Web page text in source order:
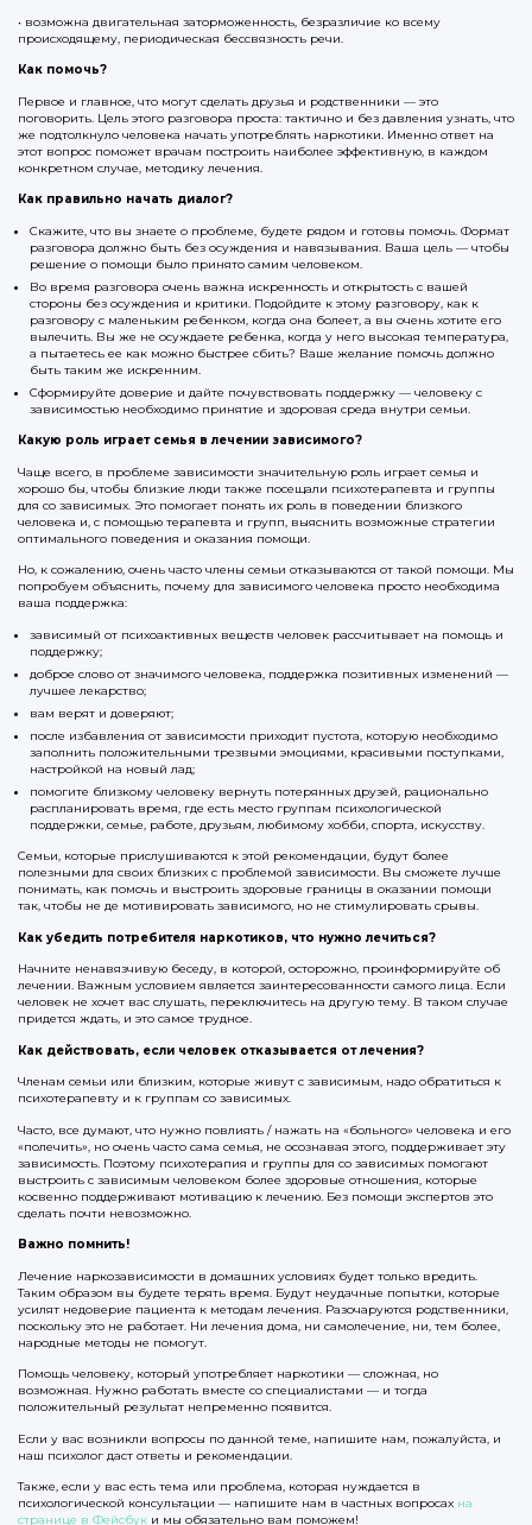
• возможна двигательная заторможенность, безразличие ко всему
происходящему, периодическая бессвязность речи.
Как помочь?
Первое и главное, что могут сделать друзья и родственники — это
поговорить. Цель этого разговора проста: тактично и без давления узнать, что
же подтолкнуло человека начать употреблять наркотики. Именно ответ на
этот вопрос поможет врачам построить наиболее эффективную, в каждом
конкретном случае, методику лечения.
Как правильно начать диалог?
Скажите, что вы знаете о проблеме, будете рядом и готовы помочь. Формат
разговора должно быть без осуждения и навязывания. Ваша цель — чтобы
решение о помощи было принято самим человеком.
Во время разговора очень важна искренность и открытость с вашей
стороны без осуждения и критики. Подойдите к этому разговору, как к
разговору с маленьким ребенком, когда она болеет, а вы очень хотите его
вылечить. Вы же не осуждаете ребенка, когда у него высокая температура,
а пытаетесь ее как можно быстрее сбить? Ваше желание помочь должно
быть таким же искренним.
Сформируйте доверие и дайте почувствовать поддержку — человеку с
зависимостью необходимо принятие и здоровая среда внутри семьи.
Какую роль играет семья в лечении зависимого?
Чаще всего, в проблеме зависимости значительную роль играет семья и
хорошо бы, чтобы близкие люди также посещали психотерапевта и группы
для со зависимых. Это помогает понять их роль в поведении близкого
человека и, с помощью терапевта и групп, выяснить возможные стратегии
оптимального поведения и оказания помощи.
Но, к сожалению, очень часто члены семьи отказываются от такой помощи. Мы
попробуем объяснить, почему для зависимого человека просто необходима
ваша поддержка:
зависимый от психоактивных веществ человек рассчитывает на помощь и
поддержку;
доброе слово от значимого человека, поддержка позитивных изменений —
лучшее лекарство;
вам верят и доверяют;
после избавления от зависимости приходит пустота, которую необходимо
заполнить положительными трезвыми эмоциями, красивыми поступками,
настройкой на новый лад;
помогите близкому человеку вернуть потерянных друзей, рационально
распланировать время, где есть место группам психологической
поддержки, семье, работе, друзьям, любимому хобби, спорта, искусству.
Семьи, которые прислушиваются к этой рекомендации, будут более
полезными для своих близких с проблемой зависимости. Вы сможете лучше
понимать, как помочь и выстроить здоровые границы в оказании помощи
так, чтобы не де мотивировать зависимого, но не стимулировать срывы.
Как убедить потребителя наркотиков, что нужно лечиться?
Начните ненавязчивую беседу, в которой, осторожно, проинформируйте об
лечении. Важным условием является заинтересованности самого лица. Если
человек не хочет вас слушать, переключитесь на другую тему. В таком случае
придется ждать, и это самое трудное.
Как действовать, если человек отказывается от лечения?
Членам семьи или близким, которые живут с зависимым, надо обратиться к
психотерапевту и к группам со зависимых.
Часто, все думают, что нужно повлиять / нажать на «больного» человека и его
«полечить», но очень часто сама семья, не осознавая этого, поддерживает эту
зависимость. Поэтому психотерапия и группы для со зависимых помогают
выстроить с зависимым человеком более здоровые отношения, которые
косвенно поддерживают мотивацию к лечению. Без помощи экспертов это
сделать почти невозможно.
Важно помнить!
Лечение наркозависимости в домашних условиях будет только вредить.
Таким образом вы будете терять время. Будут неудачные попытки, которые
усилят недоверие пациента к методам лечения. Разочаруются родственники,
поскольку это не работает. Ни лечения дома, ни самолечение, ни, тем более,
народные методы не помогут.
Помощь человеку, который употребляет наркотики — сложная, но
возможная. Нужно работать вместе со специалистами — и тогда
положительный результат непременно появится.
Если у вас возникли вопросы по данной теме, напишите нам, пожалуйста, и
наш психолог даст ответы и рекомендации.
Также, если у вас есть тема или проблема, которая нуждается в
психологической консультации — напишите нам в частных вопросах на
странице в Фейсбук и мы обязательно вам поможем!